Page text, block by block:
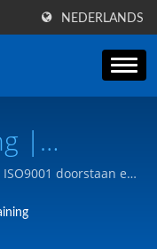
NEDERLANDS
|
doorstaan en
van de klant.